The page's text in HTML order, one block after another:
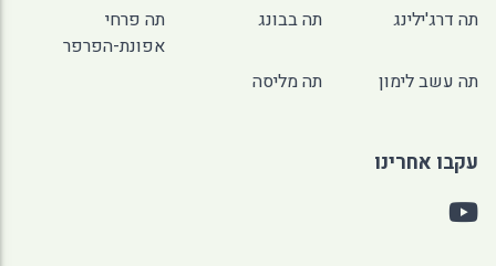
תה דרג'ילינג
תה בבונג
תה פרחי
אפונת-הפרפר
תה עשב לימון
תה מליסה
עקבו אחרינו